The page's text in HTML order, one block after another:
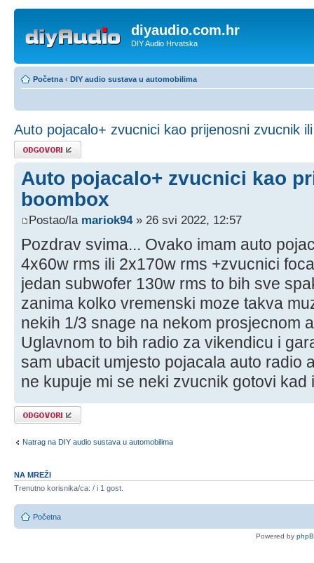
diyaudio.com.hr
DIY Audio Hrvatska
Početna ‹ DIY audio sustava u automobilima
Auto pojacalo+ zvucnici kao prijenosni zvucnik
Odgovori
Auto pojacalo+ zvucnici kao
boombox
Postao/la mariok94» 26 svi 2022, 12:57
Pozdrav svima... Ovako imam auto
4x60w rms ili 2x170w rms +zvucnici
jedan subwofer 130w rms to bih sve
zanima kolko vremenski moze takva
nekih 1/3 snage na nekom prosjecnom
Uglavnom to bih radio za vikendicu i
sam ubacit umjesto pojacala auto radio
ne kupuje mi se neki zvucnik gotovi kad
Odgovori
Natrag na DIY audio sustava u automobilima
NA MREŽI
Trenutno korisnika/ca: / i 1 gost.
Početna
Powered by